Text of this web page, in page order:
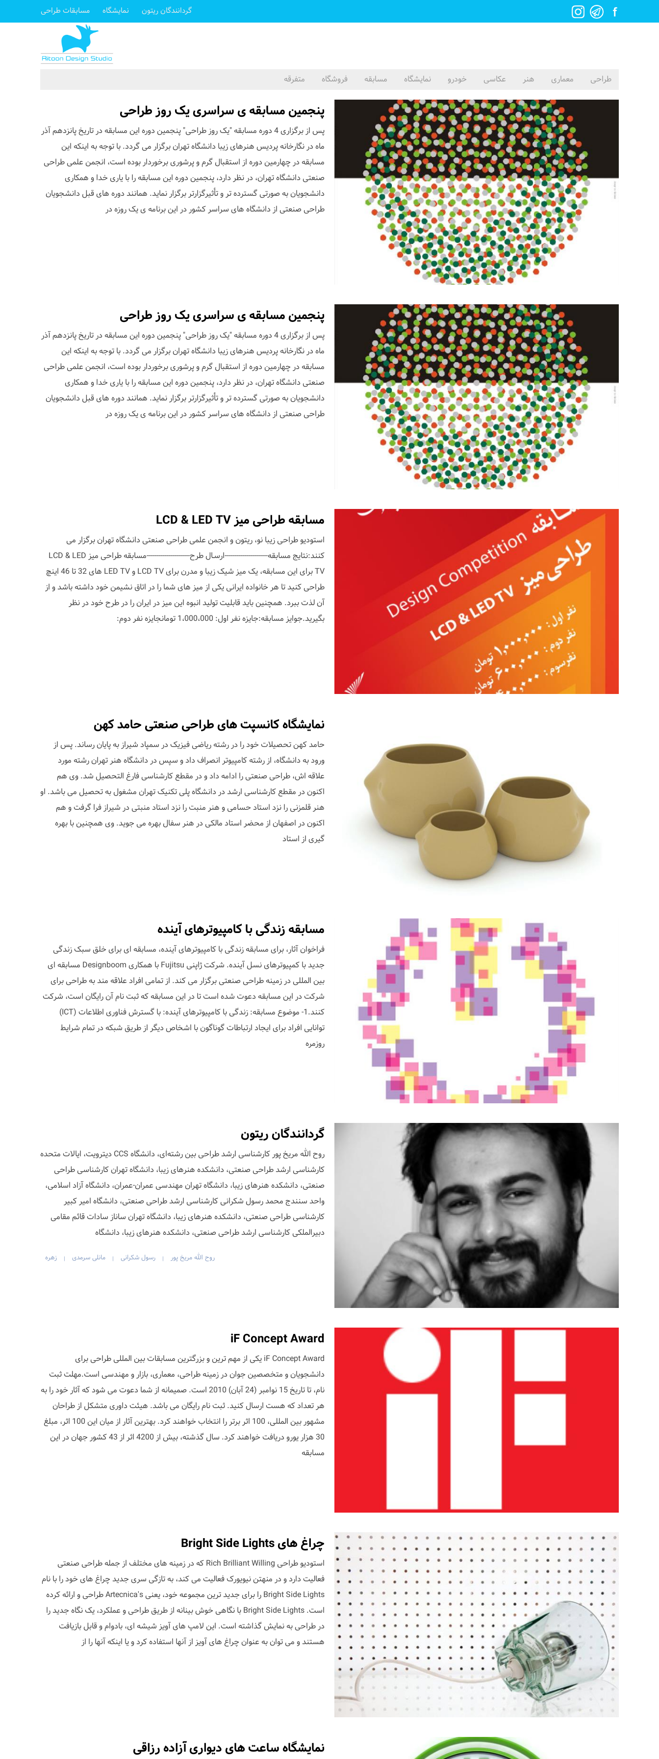
گردانندگان ریتون نمایشگاه مسابقات طراحی
طراحی معماری هنر عکاسی خودرو نمایشگاه مسابقه فروشگاه متفرقه
پنجمین مسابقه ی سراسری یک روز طراحی
پس از برگزاری 4 دوره مسابقه "یک روز طراحی" پنجمین دوره این مسابقه در تاریخ پانزدهم آذر
ماه در نگارخانه پردیس هنرهای زیبا دانشگاه تهران برگزار می گردد. با توجه به اینکه این
مسابقه در چهارمین دوره از استقبال گرم و پرشوری برخوردار بوده است، انجمن علمی طراحی
صنعتی دانشگاه تهران، در نظر دارد، پنجمین دوره این مسابقه را با یاری خدا و همکاری
دانشجویان به صورتی گسترده تر و تأثیرگزارتر برگزار نماید. همانند دوره های قبل دانشجویان
طراحی صنعتی از دانشگاه های سراسر کشور در این برنامه ی یک روزه در
پنجمین مسابقه ی سراسری یک روز طراحی
پس از برگزاری 4 دوره مسابقه "یک روز طراحی" پنجمین دوره این مسابقه در تاریخ پانزدهم آذر
ماه در نگارخانه پردیس هنرهای زیبا دانشگاه تهران برگزار می گردد. با توجه به اینکه این
مسابقه در چهارمین دوره از استقبال گرم و پرشوری برخوردار بوده است، انجمن علمی طراحی
صنعتی دانشگاه تهران، در نظر دارد، پنجمین دوره این مسابقه را با یاری خدا و همکاری
دانشجویان به صورتی گسترده تر و تأثیرگزارتر برگزار نماید. همانند دوره های قبل دانشجویان
طراحی صنعتی از دانشگاه های سراسر کشور در این برنامه ی یک روزه در
مسابقه طراحی میز LCD & LED TV
استودیو طراحی زیبا نو، ریتون و انجمن علمی طراحی صنعتی دانشگاه تهران برگزار می
کنند:نتایج مسابقه----------------------ارسـال طرح----------------------مسابقه طراحی میز LCD & LED
TV برای این مسابقه، یک میز شیک زیبا و مدرن برای LCD TV و LED TV های 32 تا 46 اینچ
طراحی کنید تا هر خانواده ایرانی یکی از میز های شما را در اتاق نشیمن خود داشته باشد و از
آن لذت ببرد. همچنین باید قابلیت تولید انبوه این میز در ایران را در طرح خود در نظر
بگیرید.جوایز مسابقه:جایزه نفر اول: 1،000،000 تومانجایزه نفر دوم:
نمایشگاه کانسپت های طراحی صنعتی حامد کهن
حامد کهن تحصیلات خود را در رشته ریاضی فیزیک در سمپاد شیراز به پایان رساند. پس از
ورود به دانشگاه، از رشته کامپیوتر انصراف داد و سپس در دانشگاه هنر تهران رشته مورد
علاقه اش، طراحی صنعتی را ادامه داد و در مقطع کارشناسی فارغ التحصیل شد. وی هم
اکنون در مقطع کارشناسی ارشد در دانشگاه پلی تکنیک تهران مشغول به تحصیل می باشد. او
هنر قلمزنی را نزد استاد حسامی و هنر منبت را نزد استاد منبتی در شیراز فرا گرفت و هم
اکنون در اصفهان از محضر استاد مالکی در هنر سفال بهره می جوید. وی همچنین با بهره
گیری از استاد
مسابقه زندگی با کامپیوترهای آینده
فراخوان آثار، برای مسابقه زندگی با کامپیوترهای آینده، مسابقه ای برای خلق سبک زندگی
جدید با کمپیوترهای نسل آینده. شرکت ژاپنی Fujitsu با همکاری Designboom مسابقه ای
بین المللی در زمینه طراحی صنعتی برگزار می کند. از تمامی افراد علاقه مند به طراحی برای
شرکت در این مسابقه دعوت شده است تا در این مسابقه که ثبت نام آن رایگان است، شرکت
کنند.1- موضوع مسابقه: زندگی با کامپیوترهای آینده: با گسترش فناوری اطلاعات (ICT)
توانایی افراد برای ایجاد ارتباطات گوناگون با اشخاص دیگر از طریق شبکه در تمام شرایط
روزمره
گردانندگان ریتون
روح الله مریخ پور کارشناسی ارشد طراحی بین رشته‌ای، دانشگاه CCS دیترویت، ایالات متحده
کارشناسی ارشد طراحی صنعتی، دانشکده هنرهای زیبا، دانشگاه تهران کارشناسی طراحی
صنعتی، دانشکده هنرهای زیبا، دانشگاه تهران مهندسی عمران-عمران، دانشگاه آزاد اسلامی،
واحد سنندج محمد رسول شکرانی کارشناسی ارشد طراحی صنعتی، دانشگاه امیر کبیر
کارشناسی طراحی صنعتی، دانشکده هنرهای زیبا، دانشگاه تهران ساناز سادات قائم مقامی
دبیرالملکی کارشناسی ارشد طراحی صنعتی، دانشکده هنرهای زیبا، دانشگاه
روح الله مریخ پور | رسول شکرانی | مانلی سرمدی | زهره
iF Concept Award
iF Concept Award یکی از مهم ترین و بزرگترین مسابقات بین المللی طراحی برای
دانشجویان و متخصصین جوان در زمینه طراحی، معماری، بازار و مهندسی است.مهلت ثبت
نام، تا تاریخ 15 نوامبر (24 آبان) 2010 است. صمیمانه از شما دعوت می شود که آثار خود را به
هر تعداد که هست ارسال کنید. ثبت نام رایگان می باشد. هیئت داوری متشکل از طراحان
مشهور بین المللی، 100 اثر برتر را انتخاب خواهند کرد. بهترین آثار از میان این 100 اثر، مبلغ
30 هزار یورو دریافت خواهند کرد. سال گذشته، بیش از 4200 اثر از 43 کشور جهان در این
مسابقه
چراغ های Bright Side Lights
استودیو طراحی Rich Brilliant Willing که در زمینه های مختلف از جمله طراحی صنعتی
فعالیت دارد و در منهتن نیویورک فعالیت می کند، به تازگی سری جدید چراغ های خود را با نام
Bright Side Lights را برای جدید ترین مجموعه خود، یعنی Artecnica's طراحی و ارائه کرده
است. Bright Side Lights با نگاهی خوش بینانه از طریق طراحی و عملکرد، یک نگاه جدید را
در طراحی به نمایش گذاشته است. این لامپ های آویز شیشه ای، بادوام و قابل بازیافت
هستند و می توان به عنوان چراغ های آویز از آنها استفاده کرد و یا اینکه آنها را از
نمایشگاه ساعت های دیواری آزاده رزاقی